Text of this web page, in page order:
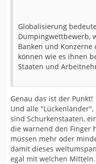
Globalisierung
Dumpingwettbewerb,
Banken und
können wie es ihnen
Staaten und
Genau das ist der Punkt!
Und alle
sind Schurkenstaaten,
die warnend den Finger
müssen mehr oder
damit dieses
egal mit welchen Mitteln.